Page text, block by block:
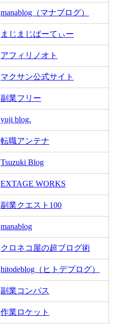
manablog（マナブログ）
まじまじぱーてぃー
アフィリノオト
マクサン公式サイト
副業フリー
yuji blog.
転職アンテナ
Tsuzuki Blog
EXTAGE WORKS
副業クエスト100
manablog
クロネコ屋の超ブログ術
hitodeblog（ヒトデブログ）
副業コンパス
作業ロケット